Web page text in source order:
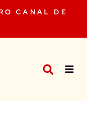
CANAL DE